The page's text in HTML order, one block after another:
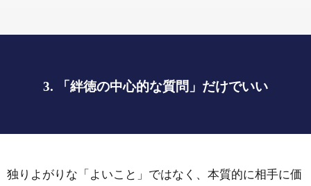
3. 「絆徳の中心的な質問」だけでいい
独りよがりな「よいこと」ではなく、本質的に相手に価